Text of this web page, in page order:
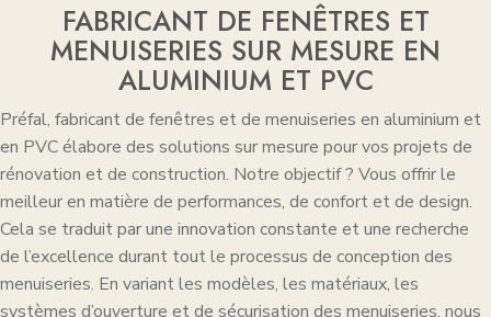
FABRICANT DE FENÊTRES ET
MENUISERIES SUR MESURE EN
ALUMINIUM ET PVC
Préfal, fabricant de fenêtres et de menuiseries en aluminium et
en PVC élabore des solutions sur mesure pour vos projets de
rénovation et de construction. Notre objectif ? Vous offrir le
meilleur en matière de performances, de confort et de design.
Cela se traduit par une innovation constante et une recherche
de l’excellence durant tout le processus de conception des
menuiseries. En variant les modèles, les matériaux, les
systèmes d’ouverture et de sécurisation des menuiseries, nous